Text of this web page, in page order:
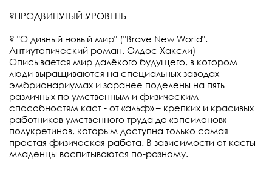
?ПРОДВИНУТЫЙ УРОВЕНЬ
? "О дивный новый мир" ("Brave New World".
Антиутопический роман. Олдос Хаксли)
Описывается мир далёкого будущего, в котором
люди выращиваются на специальных заводах-
эмбрионариумах и заранее поделены на пять
различных по умственным и физическим
способностям каст - от «альф» – крепких и красивых
работников умственного труда до «эпсилонов» –
полукретинов, которым доступна только самая
простая физическая работа. В зависимости от касты
младенцы воспитываются по-разному.